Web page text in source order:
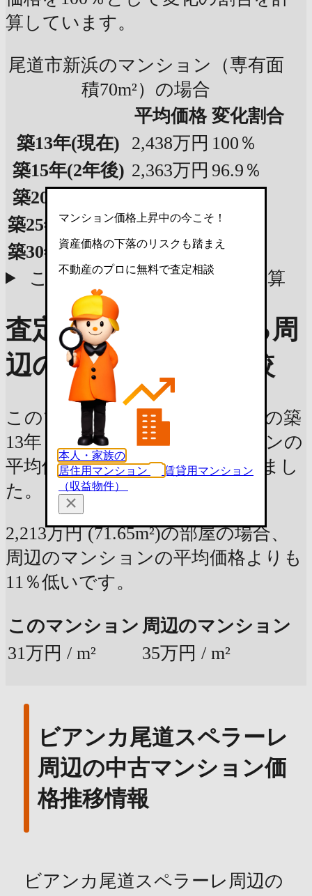
算しています。
尾道市新浜のマンション（専有面
積70m²）の場合
平均価格 変化割合
築13年(現在) 2,438万円 100％
築15年(2年後) 2,363万円 96.9％
築20年
築25年(12年後)1,981万円81.3％
築30年(17年後)1,790万円73.4％
この物件の参考査定価格で計算
査定価格の目安を知る周
辺のマンションと比較
このマンションと、尾道市新浜の築
13年 / 専有面積70m² のマンションの
平均価格を、平米単価で比較しまし
た。
2,213万円 (71.65m²)の部屋の場合、
周辺のマンションの平均価格よりも
11％低いです。
このマンション 周辺のマンション
31万円 / m²
35万円 / m²
ビアンカ尾道スペラーレ
周辺の中古マンション価
格推移情報
ビアンカ尾道スペラーレ周辺の
マンション価格上昇中の今こそ！
資産価格の下落のリスクも踏まえ
不動産のプロに無料で査定相談
本人・家族の
居住用マンション
賃貸用マンション
（収益物件）